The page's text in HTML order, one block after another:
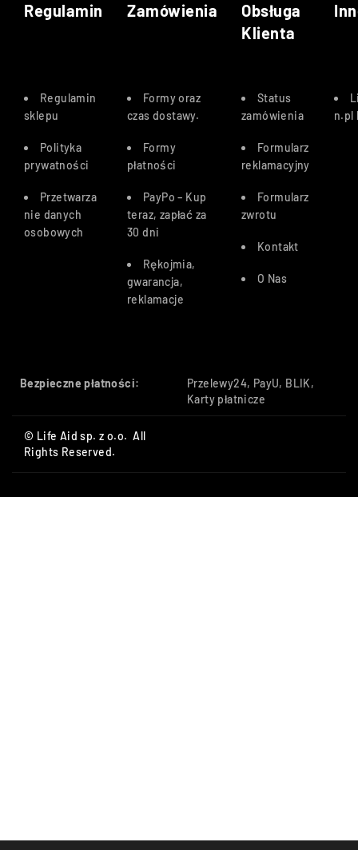
Regulamin Zamówienia
Obsługa
Klienta
Regulamin
sklepu
Polityka
prywatności
Przetwarza
nie danych
osobowych
Formy oraz
czas dostawy.
Formy
płatności
PayPo – Kup
teraz, zapłać za
30 dni
Rękojmia,
gwarancja,
reklamacje
Status
zamówienia
Formularz
reklamacyjny
Formularz
zwrotu
Kontakt
O Nas
n.pl
Bezpieczne płatności:
Przelewy24, PayU, BLIK,
Karty płatnicze
© Life Aid sp. z o.o. All
Rights Reserved.